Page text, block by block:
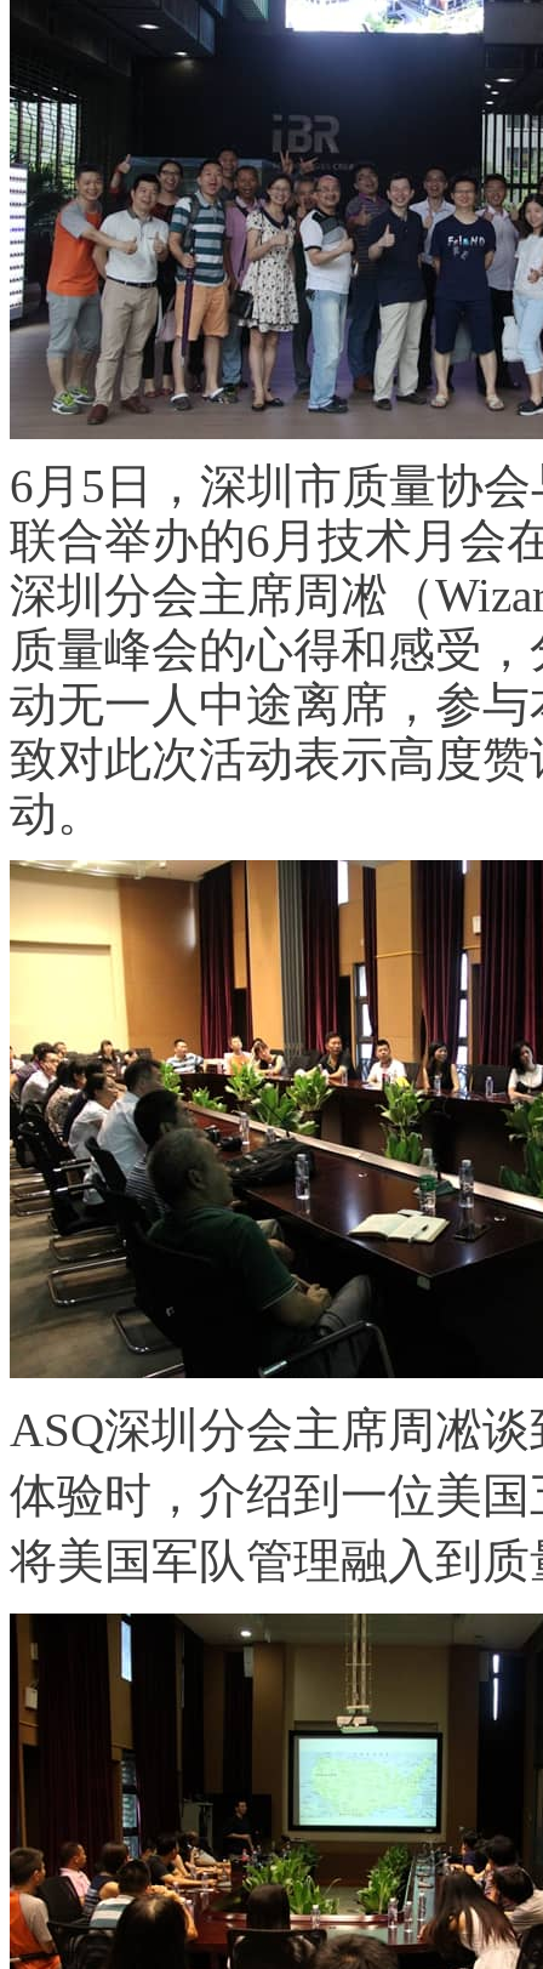
6月5日，深圳市质量协
联合举办的6月技术月会
深圳分会主席周凇（
质量峰会的心得和感受
动无一人中途离席，参
致对此次活动表示高度
动。
ASQ深圳分会主席周凇
体验时，介绍到一位美
将美国军队管理融入到